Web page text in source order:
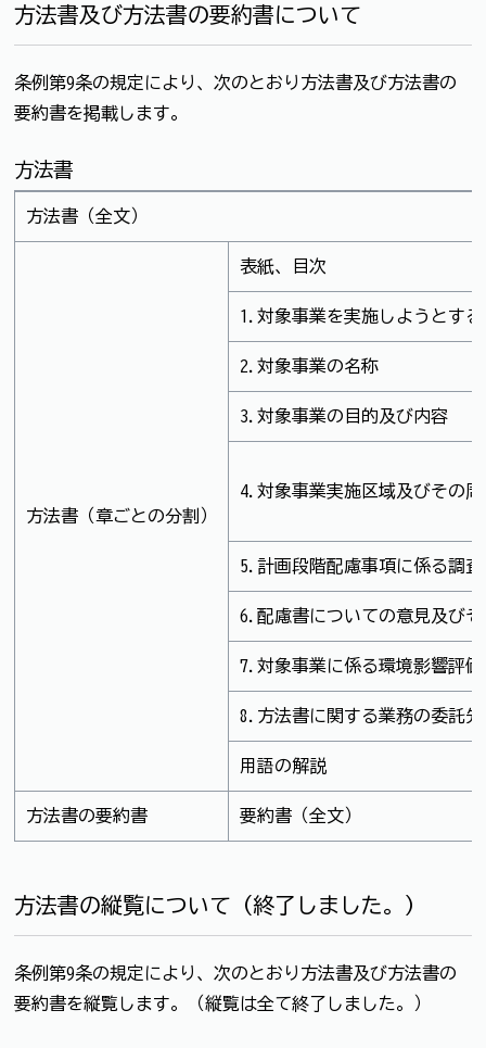
方法書及び方法書の要約書について
条例第9条の規定により、次のとおり方法書及び方法書の
要約書を掲載します。
方法書
方法書（全文）
方法書（章ごとの分割）
表紙、目次
1.対象事業を実施しようとす
2.対象事業の名称
3.対象事業の目的及び内容
4.対象事業実施区域及びその
5.計画段階配慮事項に係る調
6.配慮書についての意見及び
7.対象事業に係る環境影響評
8.方法書に関する業務の委託
用語の解説
方法書の要約書 要約書（全文）
方法書の縦覧について（終了しました。）
条例第9条の規定により、次のとおり方法書及び方法書の
要約書を縦覧します。（縦覧は全て終了しました。）